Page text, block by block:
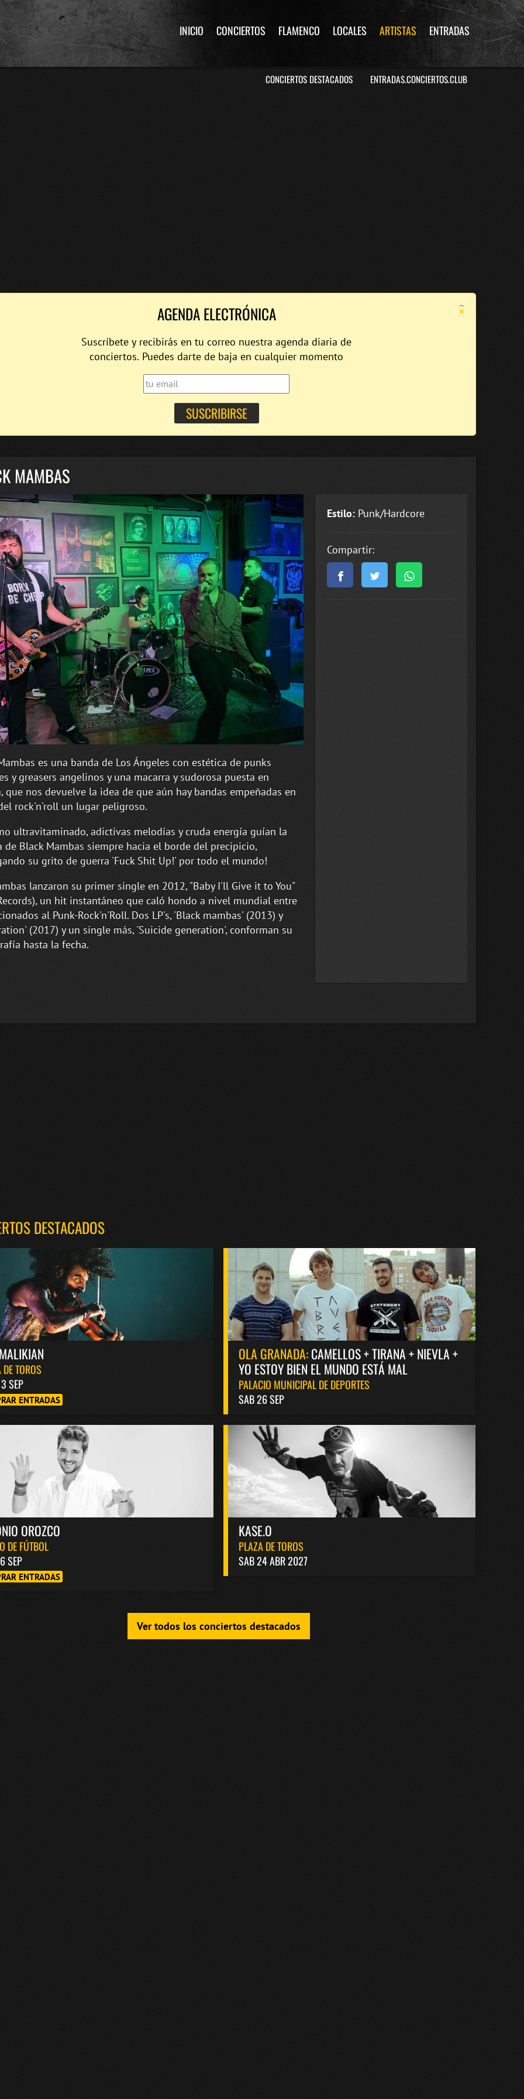
INICIO CONCIERTOS FLAMENCO LOCALES ARTISTAS ENTRADAS
CONCIERTOS DESTACADOS ENTRADAS.CONCIERTOS.CLUB
×
AGENDA ELECTRÓNICA
Suscríbete y recibirás en tu correo nuestra agenda diaria de
conciertos. Puedes darte de baja en cualquier momento
MAMBAS
Estilo: Punk/Hardcore
Compartir:
es una banda de Los Ángeles con estética de punks
y greasers angelinos y una macarra y sudorosa puesta en
que nos devuelve la idea de que aún hay bandas empeñadas en
rock'n'roll un lugar peligroso.
ultravitaminado, adictivas melodías y cruda energía guían la
de Black Mambas siempre hacia el borde del precipicio,
su grito de guerra 'Fuck Shit Up!' por todo el mundo!
lanzaron su primer single en 2012, "Baby I'll Give it to You"
un hit instantáneo que caló hondo a nivel mundial entre
al Punk-Rock'n'Roll. Dos LP's, 'Black mambas' (2013) y
(2017) y un single más, 'Suicide generation', conforman su
hasta la fecha.
DESTACADOS
TOROS
SEP
ENTRADAS
OLA GRANADA:CAMELLOS + TIRANA + NIEVLA +
YO ESTOY BIEN EL MUNDO ESTÁ MAL
PALACIO MUNICIPAL DE DEPORTES
SAB 26 SEP
OROZCO
DE FÚTBOL
SEP
ENTRADAS
KASE.O
PLAZA DE TOROS
SAB 24 ABR 2027
Ver todos los conciertos destacados